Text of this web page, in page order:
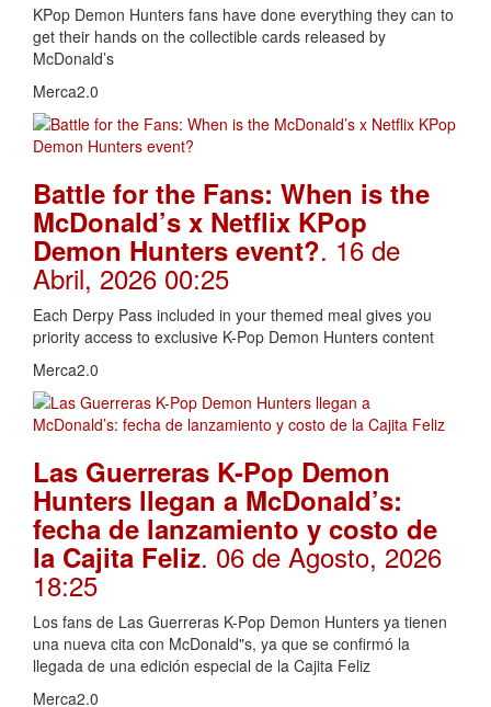
KPop Demon Hunters fans have done everything they can to
get their hands on the collectible cards released by
McDonald’s
Merca2.0
Battle for the Fans: When is the
McDonald’s x Netflix KPop
Demon Hunters event?. 16 de
Abril, 2026 00:25
Each Derpy Pass included in your themed meal gives you
priority access to exclusive K-Pop Demon Hunters content
Merca2.0
Las Guerreras K-Pop Demon
Hunters llegan a McDonald’s:
fecha de lanzamiento y costo de
la Cajita Feliz. 06 de Agosto, 2026
18:25
Los fans de Las Guerreras K-Pop Demon Hunters ya tienen
una nueva cita con McDonald"s, ya que se confirmó la
llegada de una edición especial de la Cajita Feliz
Merca2.0